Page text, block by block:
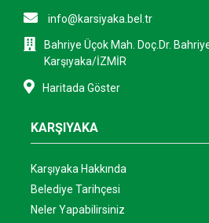
info@karsiyaka.bel.tr
Bahriye Üçok Mah. Doç.Dr.
Karşıyaka/İZMİR
Haritada Göster
KARŞIYAKA
Karşıyaka Hakkında
Belediye Tarihçesi
Neler Yapabilirsiniz